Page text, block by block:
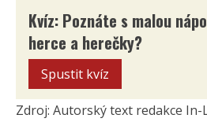
Kvíz: Poznáte s malou
herce a herečky?
Spustit kvíz
Zdroj: Autorský text redakce In-